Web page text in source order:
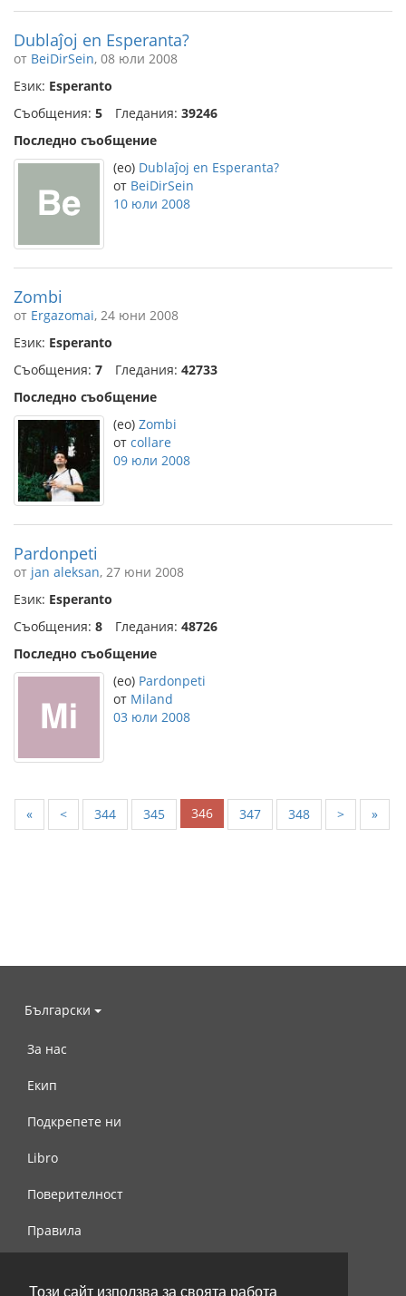
Този сайт използва за своята работа
Dublaĵoj en Esperanta?
от BeiDirSein, 08 юли 2008
Език: Esperanto
Съобщения: 5 Гледания: 39246
Последно съобщение
(eo) Dublaĵoj en Esperanta?
от BeiDirSein
10 юли 2008
Zombi
от Ergazomai, 24 юни 2008
Език: Esperanto
Съобщения: 7 Гледания: 42733
Последно съобщение
(eo) Zombi
от collare
09 юли 2008
Pardonpeti
от jan aleksan, 27 юни 2008
Език: Esperanto
Съобщения: 8 Гледания: 48726
Последно съобщение
(eo) Pardonpeti
от Miland
03 юли 2008
« < 344 345 346 347 348 > »
Български
За нас
Екип
Подкрепете ни
Libro
Поверителност
Правила